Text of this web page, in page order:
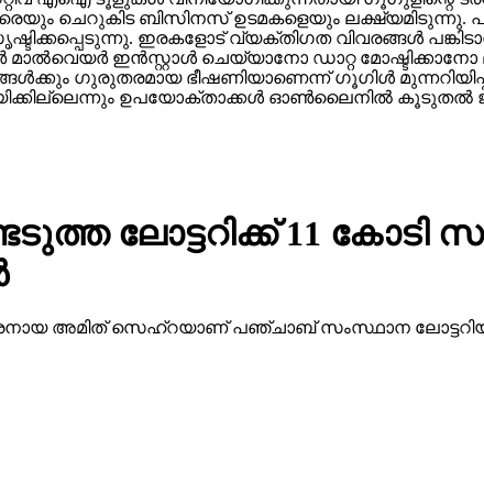
ചെറുകിട ബിസിനസ് ഉടമകളെയും ലക്ഷ്യമിടുന്നു.
ഇരകളോട് വ്യക്തിഗത വിവരങ്ങള്‍
ഇന്‍സ്റ്റാള്‍ ചെയ്യാനോ ഡാറ്റ
ഗുരുതരമായ ഭീഷണിയാണെന്ന് ഗൂഗിള്‍
ഉപയോക്താക്കള്‍ ഓണ്‍ലൈനില്‍ കൂടുതല്‍
ലോട്ടറിക്ക് 11 കോടി
അമിത് സെഹ്‌റയാണ് പഞ്ചാബ് സംസ്ഥാന